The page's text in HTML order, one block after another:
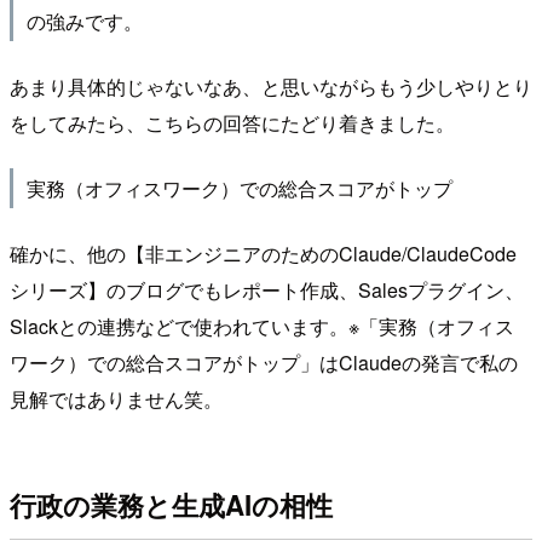
の強みです。
あまり具体的じゃないなあ、と思いながらもう少しやりとり
をしてみたら、こちらの回答にたどり着きました。
実務（オフィスワーク）での総合スコアがトップ
確かに、他の【非エンジニアのためのClaude/ClaudeCode
シリーズ】のブログでもレポート作成、Salesプラグイン、
Slackとの連携などで使われています。※「実務（オフィス
ワーク）での総合スコアがトップ」はClaudeの発言で私の
見解ではありません笑。
行政の業務と生成AIの相性